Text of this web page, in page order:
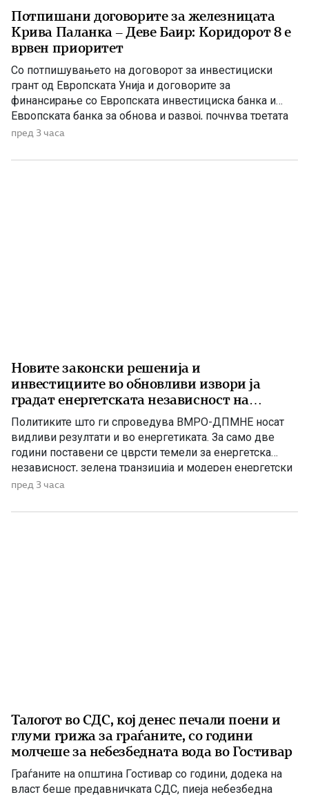
Потпишани договорите за железницата
Крива Паланка – Деве Баир: Коридорот 8 е
врвен приоритет
Со потпишувањето на договорот за инвестициски
грант од Европската Унија и договорите за
финансирање со Европската инвестициска банка и
Европската банка за обнова и развој, почнува третата
фаза од финансирањето на железничката делница
8. На потпишувањето во Владата присуствуваа
пред 3 часа
Новите законски решенија и
инвестициите во обновливи извори ја
градат енергетската независност на
Македонија
Политиките што ги спроведува ВМРО-ДПМНЕ носат
видливи резултати и во енергетиката. За само две
години поставени се цврсти темели за енергетска
независност, зелена транзиција и модерен енергетски
систем кој ќе обезбеди сигурност, нови инвестиции и
има нов Закон за енергетика, усогласен со европските
пред 3 часа
Талогот во СДС, кој денес печали поени и
глуми грижа за граѓаните, со години
молчеше за небезбедната вода во Гостивар
Граѓаните на општина Гостивар со години, додека на
власт беше предавничката СДС, пиеја небезбедна